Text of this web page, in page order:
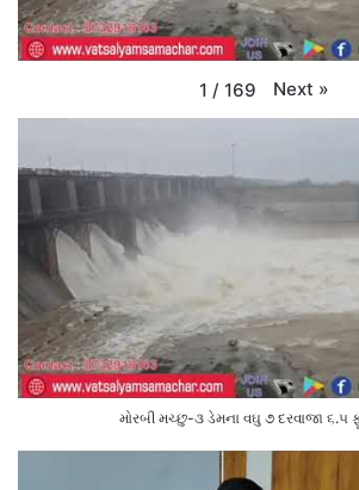
1 / 169 Next »
મોરબી મચ્છુ-૩ ડેમના વઘુ ૭ દરવાજા ૬.૫